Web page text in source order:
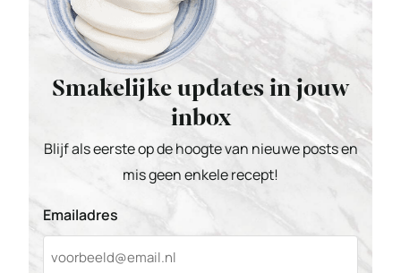
Smakelijke updates in jouw
inbox
Blijf als eerste op de hoogte van nieuwe posts en
mis geen enkele recept!
Emailadres